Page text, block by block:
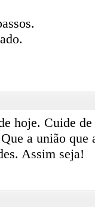
hoje. Cuide
a união que
Assim seja!